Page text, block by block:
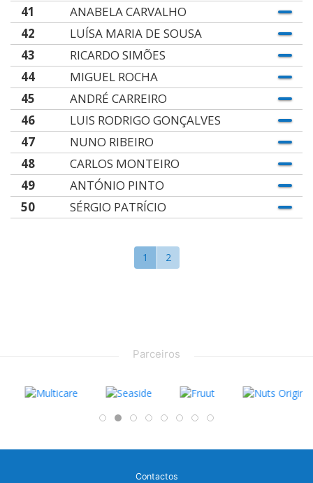
41
ANABELA CARVALHO
42
LUÍSA MARIA DE SOUSA
43
RICARDO SIMÕES
44
MIGUEL ROCHA
45
ANDRÉ CARREIRO
46
LUIS RODRIGO GONÇALVES
47
NUNO RIBEIRO
48
CARLOS MONTEIRO
49
ANTÓNIO PINTO
50
SÉRGIO PATRÍCIO
1 2
Parceiros
Contactos